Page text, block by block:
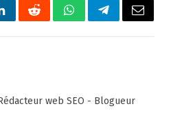
RedditWhatsAppTelegramEmail
web SEO - Blogueur